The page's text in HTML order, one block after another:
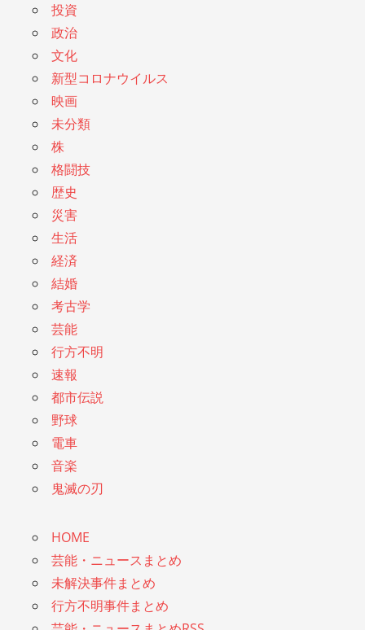
投資
政治
文化
新型コロナウイルス
映画
未分類
株
格闘技
歴史
災害
生活
経済
結婚
考古学
芸能
行方不明
速報
都市伝説
野球
電車
音楽
鬼滅の刃
HOME
芸能・ニュースまとめ
未解決事件まとめ
行方不明事件まとめ